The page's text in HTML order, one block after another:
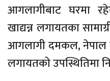
आगलागीबाट घरमा
खाद्यन्न लगायतका
आगलागी दमकल, नेपाल
लगायतको उपस्थितिमा